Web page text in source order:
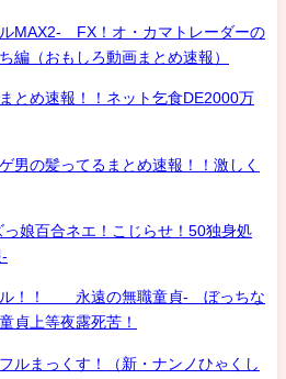
MAX2- FX！オ・カマトレーダーの
（おもしろ動画まとめ速報）
とめ速報！！ネット乞食DE2000万
男の髪ってるまとめ速報！！激しく
娘百合ネエ！こじらせ！50独身処
ル！！ 永遠の無職童貞- ぼっちな
貞上等夜露死苦！
ルまっくす！（新・ナンノひゃくし